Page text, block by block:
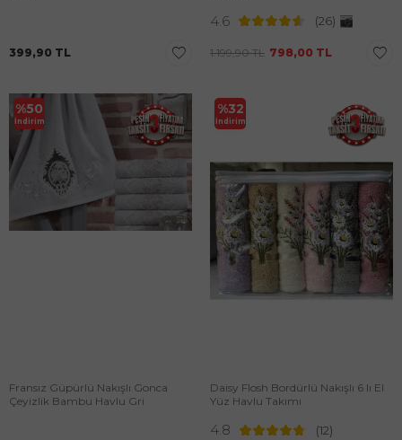
399,90 TL
4.6 (26)
1.199,90TL 798,00 TL
%50
İndirim
Fransız Güpürlü Nakışlı Gonca
Çeyizlik Bambu Havlu Gri
%32
İndirim
Daisy Flosh Bordürlü Nakışlı 6 lı El
Yüz Havlu Takımı
4.8 (12)